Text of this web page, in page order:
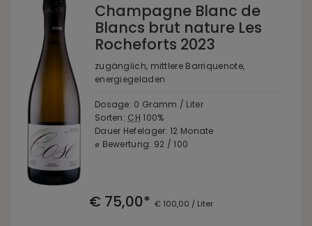
Champagne Blanc de
Blancs brut nature Les
Rocheforts 2023
zugänglich, mittlere Barriquenote,
energiegeladen
Dosage: 0 Gramm / Liter
Sorten: CH 100%
Dauer Hefelager: 12 Monate
⌀ Bewertung: 92 / 100
€ 75,00* € 100,00 / Liter